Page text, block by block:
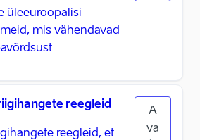
üleeuroopalisi
mis vähendavad
reegleid
reegleid, et
A
va